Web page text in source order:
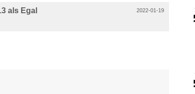
2022-01-19
als Egal